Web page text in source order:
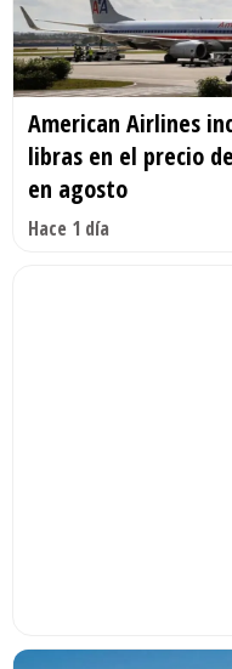
American Airlines
libras en el precio
en agosto
Hace 1 día